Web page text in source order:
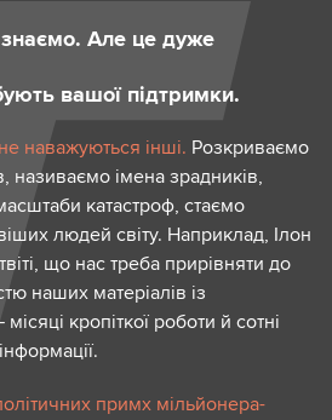
Але це дуже
вашої підтримки.
наважуються інші. Розкриваємо
називаємо імена зрадників,
катастроф, стаємо
людей світу. Наприклад, Ілон
що нас треба прирівняти до
наших матеріалів із
кропіткої роботи й сотні
примх мільйонера-